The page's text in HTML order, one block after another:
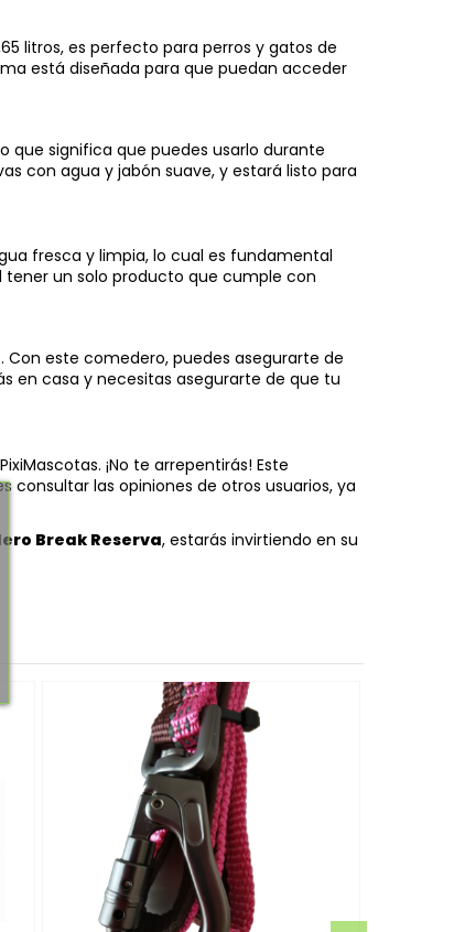
litros, es perfecto para perros y gatos de
está diseñada para que puedan acceder
que significa que puedes usarlo durante
con agua y jabón suave, y estará listo para
fresca y limpia, lo cual es fundamental
tener un solo producto que cumple con
este comedero, puedes asegurarte de
en casa y necesitas asegurarte de que tu
¡No te arrepentirás! Este
las opiniones de otros usuarios, ya
Break Reserva, estarás invirtiendo en su